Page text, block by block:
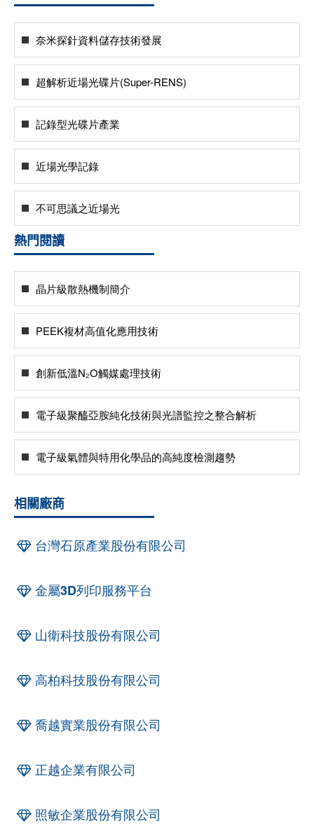
奈米探針資料儲存技術發展
超解析近場光碟片(Super-RENS)
記錄型光碟片產業
近場光學記錄
不可思議之近場光
熱門閱讀
晶片級散熱機制簡介
PEEK複材高值化應用技術
創新低溫N₂O觸媒處理技術
電子級聚醯亞胺純化技術與光譜監控之整合解析
電子級氣體與特用化學品的高純度檢測趨勢
相關廠商
台灣石原產業股份有限公司
金屬3D列印服務平台
山衛科技股份有限公司
高柏科技股份有限公司
喬越實業股份有限公司
正越企業有限公司
照敏企業股份有限公司